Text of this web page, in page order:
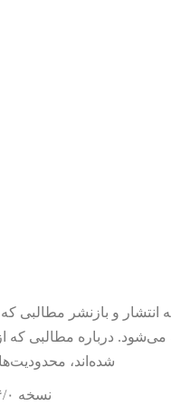
انتشار و بازنشر مطالبی
درباره مطالبی که
شده‌اند،
نسخه ۴/۰ –